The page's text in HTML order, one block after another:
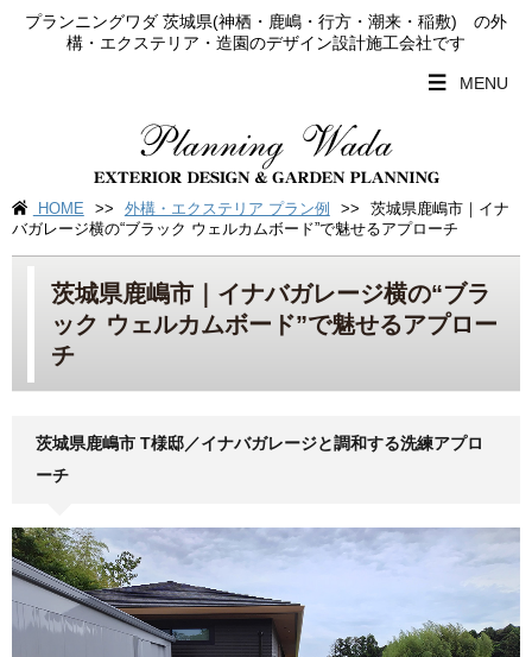
プランニングワダ 茨城県(神栖・鹿嶋・行方・潮来・稲敷) の外
構・エクステリア・造園のデザイン設計施工会社です
MENU
HOME >> 外構・エクステリア プラン例 >>
茨城県鹿嶋市｜イナ
バガレージ横の“ブラック ウェルカムボード”で魅せるアプローチ
茨城県鹿嶋市｜イナバガレージ横の“ブラ
ック ウェルカムボード”で魅せるアプロー
チ
茨城県鹿嶋市 T様邸／イナバガレージと調和する洗練アプロ
ーチ